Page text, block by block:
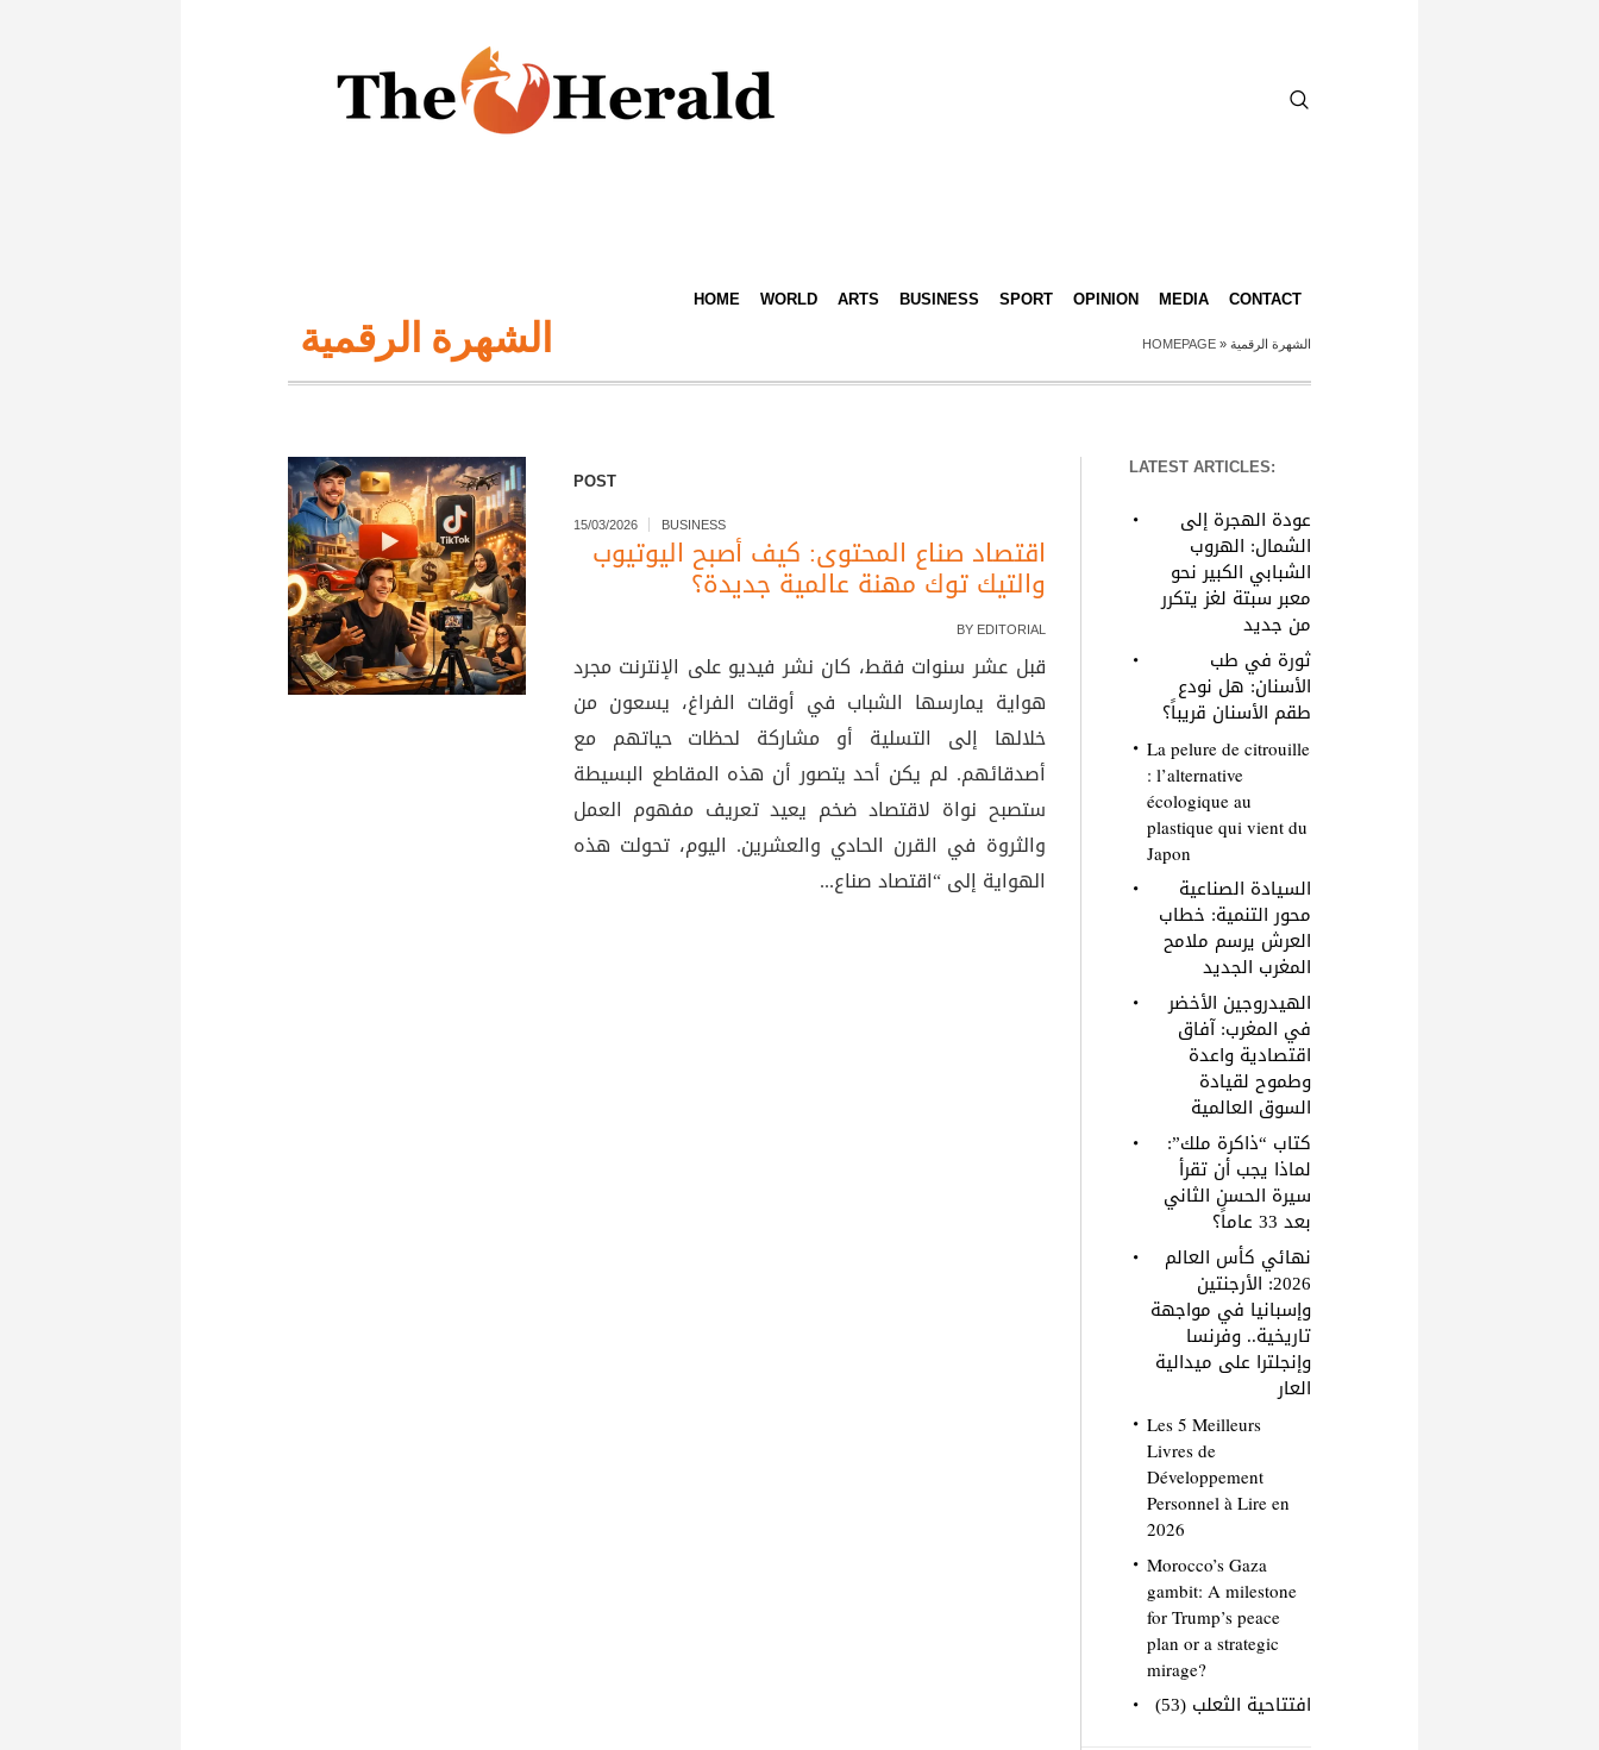
HOME WORLD ARTS BUSINESS SPORT OPINION MEDIA CONTACT
الشهرة الرقمية HOMEPAGE » الشهرة الرقمية
POST
15/03/2026 BUSINESS
اقتصاد صناع المحتوى: كيف أصبح اليوتيوب
والتيك توك مهنة عالمية جديدة؟
BY EDITORIAL
قبل عشر سنوات فقط، كان نشر فيديو على الإنترنت مجرد
هواية يمارسها الشباب في أوقات الفراغ، يسعون من
خلالها إلى التسلية أو مشاركة لحظات حياتهم مع
أصدقائهم. لم يكن أحد يتصور أن هذه المقاطع البسيطة
ستصبح نواة لاقتصاد ضخم يعيد تعريف مفهوم العمل
والثروة في القرن الحادي والعشرين. اليوم، تحولت هذه
الهواية إلى “اقتصاد صناع...
LATEST ARTICLES:
عودة الهجرة إلى
الشمال: الهروب
الشبابي الكبير نحو
معبر سبتة لغز يتكرر
من جديد
ثورة في طب
الأسنان: هل نودع
طقم الأسنان قريباً؟
La pelure de citrouille
: l’alternative
écologique au
plastique qui vient du
Japon
السيادة الصناعية
محور التنمية: خطاب
العرش يرسم ملامح
المغرب الجديد
الهيدروجين الأخضر
في المغرب: آفاق
اقتصادية واعدة
وطموح لقيادة
السوق العالمية
كتاب “ذاكرة ملك”:
لماذا يجب أن تقرأ
سيرة الحسن الثاني
بعد 33 عاماً؟
نهائي كأس العالم
2026: الأرجنتين
وإسبانيا في مواجهة
تاريخية.. وفرنسا
وإنجلترا على ميدالية
العار
Les 5 Meilleurs
Livres de
Développement
Personnel à Lire en
2026
Morocco’s Gaza
gambit: A milestone
for Trump’s peace
plan or a strategic
mirage?
افتتاحية الثعلب (53)